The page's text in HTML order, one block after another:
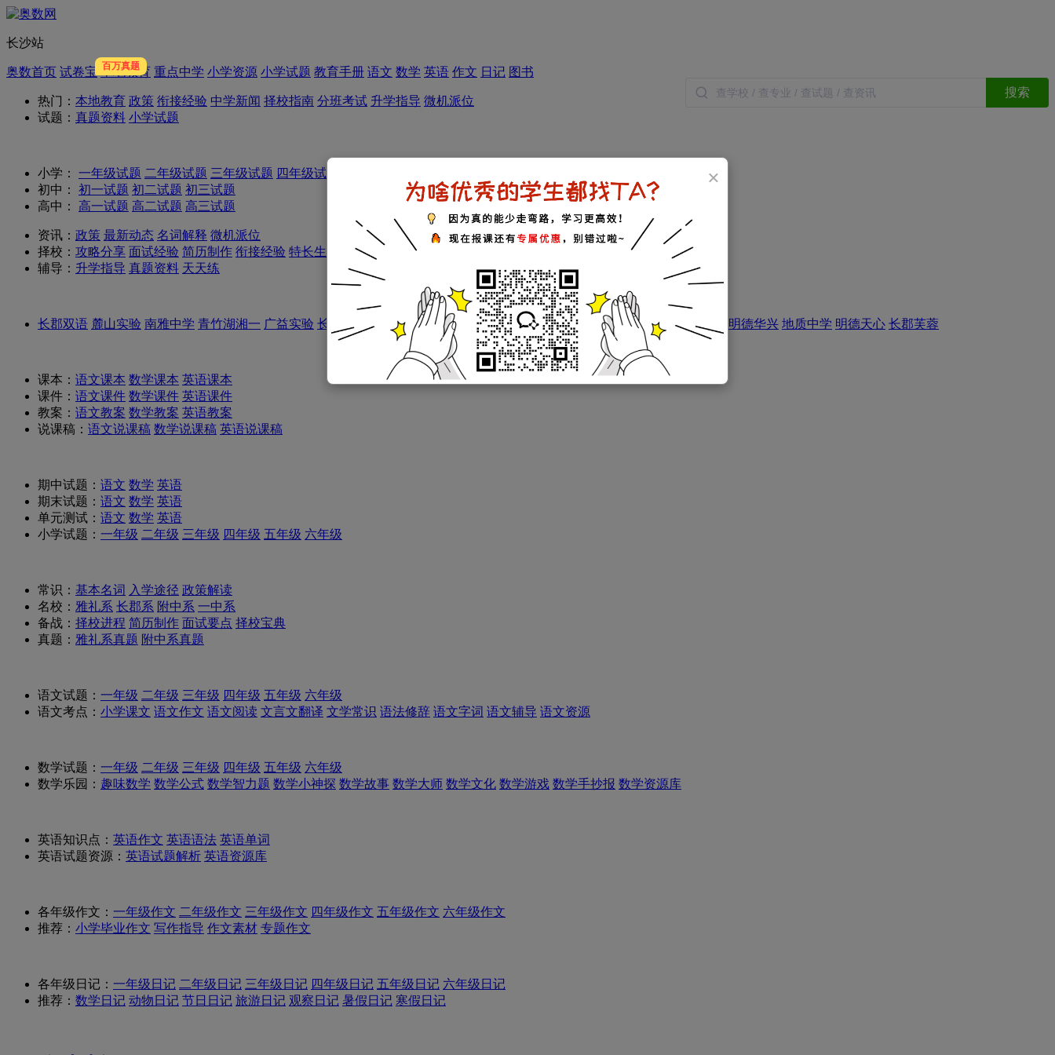
×
长沙站
搜索
奥数首页 试卷宝 百万真题
本地教育 重点中学 小学资源 小学试题 教育手册 语文 数学 英语 作文 日记 图书
热门： 本地教育 政策 衔接经验 中学新闻 择校指南 分班考试 升学指导 微机派位
试题： 真题资料 小学试题
小学： 一年级试题 二年级试题 三年级试题 四年级试题
初中：
初一试题 初二试题 初三试题
高中：
高一试题 高二试题 高三试题
资讯： 政策 最新动态 名词解释 微机派位
择校： 攻略分享 面试经验 简历制作 衔接经验 特长生 学区房
分班考试
辅导： 升学指导 真题资料 天天练
长郡双语 麓山实验 南雅中学 青竹湖湘一 广益实验 长郡梅溪湖 湘郡未来 长沙外国语 雨花外国语 北雅中学 博才实验 雅礼实验 明德华兴 地质中学 明德天心 长郡芙蓉
课本： 语文课本 数学课本 英语课本
课件： 语文课件 数学课件 英语课件
教案： 语文教案 数学教案 英语教案
说课稿： 语文说课稿 数学说课稿 英语说课稿
期中试题： 语文 数学 英语
期末试题： 语文 数学 英语
单元测试： 语文 数学 英语
小学试题： 一年级 二年级 三年级 四年级 五年级 六年级
常识： 基本名词 入学途径 政策解读
名校： 雅礼系 长郡系 附中系 一中系
备战： 择校进程 简历制作 面试要点 择校宝典
真题： 雅礼系真题 附中系真题
语文试题： 一年级 二年级 三年级 四年级 五年级 六年级
语文考点： 小学课文 语文作文 语文阅读 文言文翻译 文学常识 语法修辞 语文字词 语文辅导 语文资源
数学试题： 一年级 二年级 三年级 四年级 五年级 六年级
数学乐园： 趣味数学 数学公式 数学智力题 数学小神探 数学故事 数学大师 数学文化 数学游戏 数学手抄报 数学资源库
英语知识点： 英语作文 英语语法 英语单词
英语试题资源： 英语试题解析 英语资源库
各年级作文： 一年级作文 二年级作文 三年级作文 四年级作文 五年级作文 六年级作文
推荐： 小学毕业作文 写作指导 作文素材 专题作文
各年级日记： 一年级日记 二年级日记 三年级日记 四年级日记 五年级日记 六年级日记
推荐： 数学日记 动物日记 节日日记 旅游日记 观察日记 暑假日记 寒假日记